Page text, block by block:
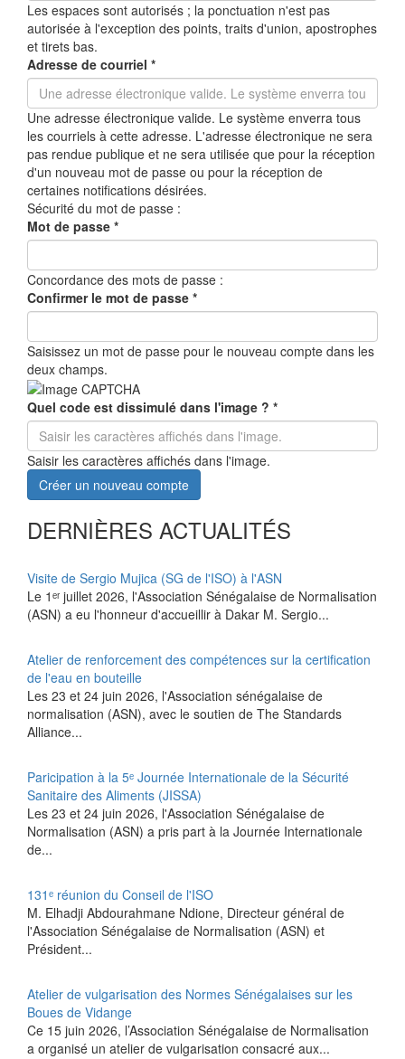
Les espaces sont autorisés ; la ponctuation n'est pas
autorisée à l'exception des points, traits d'union, apostrophes
et tirets bas.
Adresse de courriel *
Une adresse électronique valide. Le système enverra tous
les courriels à cette adresse. L'adresse électronique ne sera
pas rendue publique et ne sera utilisée que pour la réception
d'un nouveau mot de passe ou pour la réception de
certaines notifications désirées.
Sécurité du mot de passe :
Mot de passe *
Concordance des mots de passe :
Confirmer le mot de passe *
Saisissez un mot de passe pour le nouveau compte dans les
deux champs.
Quel code est dissimulé dans l'image ? *
Saisir les caractères affichés dans l'image.
Créer un nouveau compte
DERNIÈRES ACTUALITÉS
Visite de Sergio Mujica (SG de l'ISO) à l'ASN
Le 1ᵉʳ juillet 2026, l'Association Sénégalaise de Normalisation
(ASN) a eu l'honneur d'accueillir à Dakar M. Sergio...
Atelier de renforcement des compétences sur la certification
de l'eau en bouteille
Les 23 et 24 juin 2026, l'Association sénégalaise de
normalisation (ASN), avec le soutien de The Standards
Alliance...
Paricipation à la 5ᵉ Journée Internationale de la Sécurité
Sanitaire des Aliments (JISSA)
‎Les 23 et 24 juin 2026, l'Association Sénégalaise de
Normalisation (ASN) a pris part à la Journée Internationale
de...
131ᵉ réunion du Conseil de l'ISO
M. Elhadji Abdourahmane Ndione, Directeur général de
l'Association Sénégalaise de Normalisation (ASN) et
Président...
Atelier de vulgarisation des Normes Sénégalaises sur les
Boues de Vidange
Ce 15 juin 2026, l’Association Sénégalaise de Normalisation
a organisé un atelier de vulgarisation consacré aux...